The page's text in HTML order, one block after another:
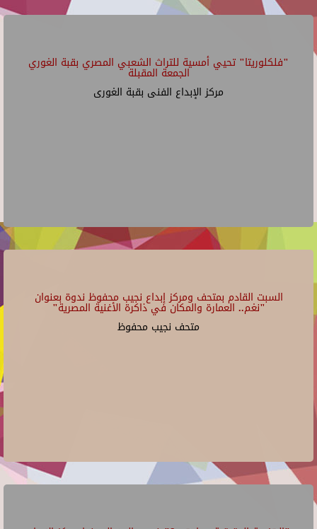
"فلكلوريتا" تحيي أمسية للتراث الشعبي المصري بقبة الغوري
الجمعة المقبلة
مركز الإبداع الفنى بقبة الغورى
السبت القادم بمتحف ومركز إبداع نجيب محفوظ ندوة بعنوان
"نغم.. العمارة والمكان في ذاكرة الأغنية المصرية"
متحف نجيب محفوظ